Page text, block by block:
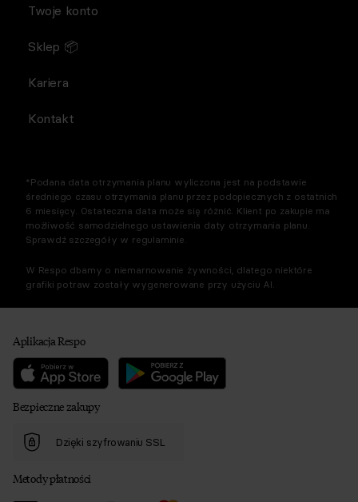
Twoje konto
Sklep 📦
Kariera
Kontakt
*Podana data otrzymania planu wyliczona jest na podstawie
średniego czasu otrzymania planu przez podopiecznych z ostatnich
6 miesięcy. Ostateczna data może się różnić. Klient po zakupie ma
możliwość samodzielnego ustawienia daty otrzymania planu.
Sprawdź szczegóły w regulaminie.
W Respo dbamy o niemarnowanie żywności, dlatego niektóre
grafiki potraw zostały wygenerowane przy użyciu AI.
Aplikacja Respo
Bezpieczne zakupy
Dzięki szyfrowaniu SSL
Metody płatności